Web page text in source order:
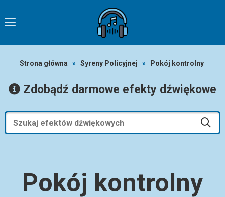
Strona główna » Syreny Policyjnej » Pokój kontrolny
Zdobądź darmowe efekty dźwiękowe
Pokój kontrolny